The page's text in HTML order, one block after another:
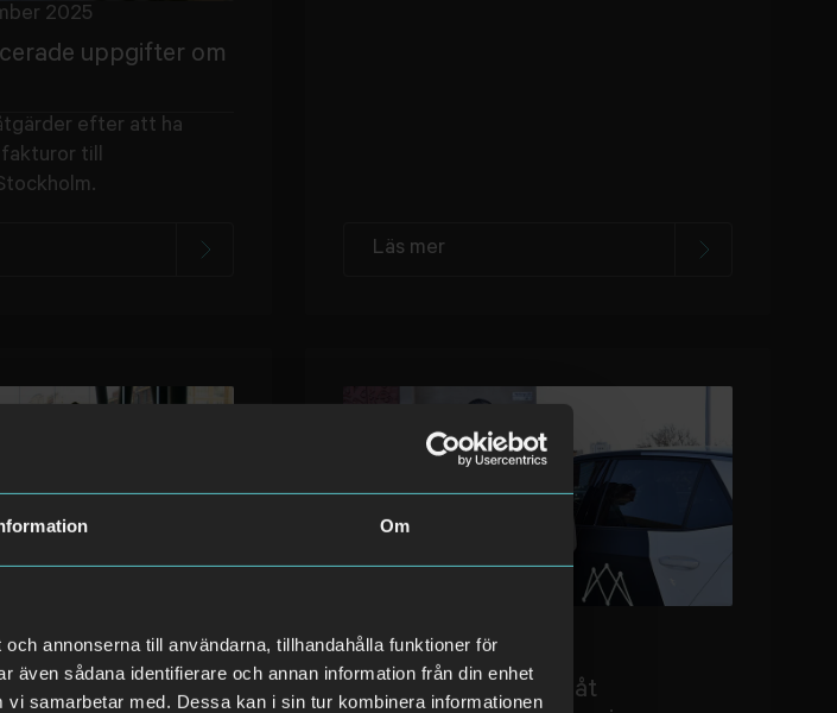
Om
annonserna till användarna, tillhandahålla funktioner för
sådana identifierare och annan information från din enhet
samarbetar med. Dessa kan i sin tur kombinera informationen
2025
uppgifter om
efter att ha
till
Läs mer
2025
stänger av chefer
Avarn Security är ny
säkerhetsleverantör åt